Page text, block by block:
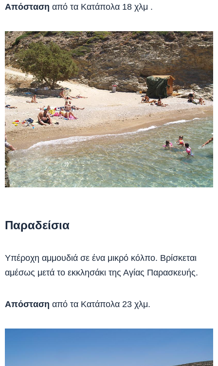
Απόσταση από τα Κατάπολα 18 χλμ .
Παραδείσια
Υπέροχη αμμουδιά σε ένα μικρό κόλπο. Βρίσκεται
αμέσως μετά το εκκλησάκι της Αγίας Παρασκευής.
Απόσταση από τα Κατάπολα 23 χλμ.